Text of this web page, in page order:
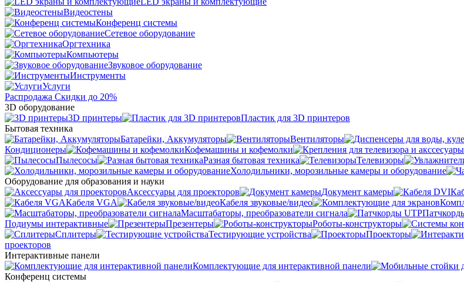
Видеостены
Конференц системы
Сетевое оборудование
Оргтехника
Компьютеры
Звуковое оборудование
Инструменты
Услуги
Распродажа Скидки до 20%
3D оборудование
3D принтеры
Пластик для 3D принтеров
Бытовая техника
Батарейки, Аккумуляторы
Вентиляторы
Кондиционеры
Кофемашины и кофемолки
Пылесосы
Разная бытовая техника Телевизоры
Холодильники, морозильные камеры и оборудование
Оборудование для образования и науки
Аксессуары для проекторов
Документ камеры
Кабеля VGA
Кабеля звуковые/видео
Масштабаторы, преобразователи сигнала
Подиумы интерактивные
Презентеры Роботы-конструкторы
Сплитеры
Тестирующие устройства Проекторы
проекторов
Интерактивные панели
Комплектующие для интерактивной панели
Конференц системы